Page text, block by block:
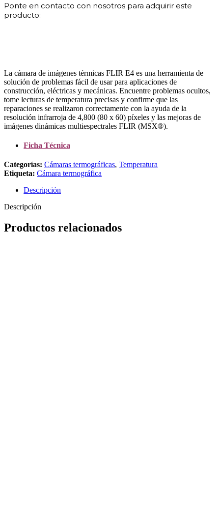
Ponte en contacto con nosotros para adquirir este
producto:
La cámara de imágenes térmicas FLIR E4 es una herramienta de
solución de problemas fácil de usar para aplicaciones de
construcción, eléctricas y mecánicas. Encuentre problemas ocultos,
tome lecturas de temperatura precisas y confirme que las
reparaciones se realizaron correctamente con la ayuda de la
resolución infrarroja de 4,800 (80 x 60) píxeles y las mejoras de
imágenes dinámicas multiespectrales FLIR (MSX®).
Ficha Técnica
Categorías: Cámaras termográficas, Temperatura
Etiqueta: Cámara termográfica
Descripción
Descripción
Productos relacionados